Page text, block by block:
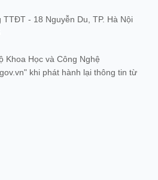
- 18 Nguyễn Du, TP. Hà Nội
Khoa Học và Công Nghệ
khi phát hành lại thông tin từ